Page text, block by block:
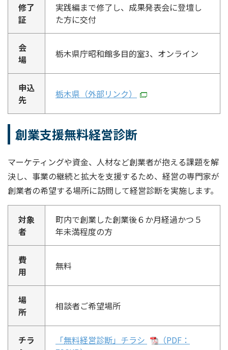
修了
証
実践編まで修了し、成果発表会に登壇し
た方に交付
会
場
栃木県庁昭和館多目的室3、オンライン
申込
先
栃木県（外部リンク）
創業支援無料経営診断
マーケティングや資金、人材など創業者が抱える課題を解
決し、事業の継続と拡大を支援するため、経営の専門家が
創業者の希望する場所に訪問して経営診断を実施します。
対象
者
町内で創業した創業後６か月経過かつ５
年未満程度の方
費
用
無料
場
所
相談者ご希望場所
チラ
「無料経営診断」チラシ
（PDF：